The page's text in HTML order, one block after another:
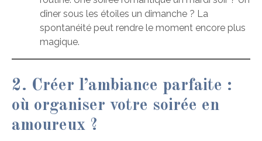
dîner sous les étoiles un dimanche ? La
spontanéité peut rendre le moment encore plus
magique.
2. Créer l’ambiance parfaite :
où organiser votre soirée en
amoureux ?